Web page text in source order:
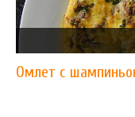
Омлет с